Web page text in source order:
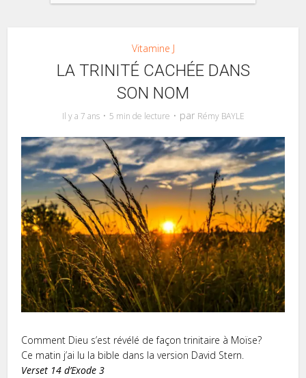
Vitamine J
LA TRINITÉ CACHÉE DANS
SON NOM
Il y a 7 ans 5 min de lecture par Rémy BAYLE
Comment Dieu s’est révélé de façon trinitaire à Moïse?
Ce matin j’ai lu la bible dans la version David Stern.
Verset 14 d’Exode 3